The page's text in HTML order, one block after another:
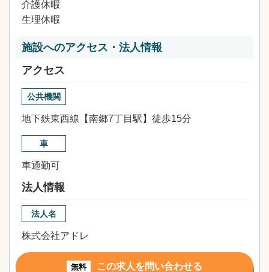
介護休暇
生理休暇
施設へのアクセス・法人情報
アクセス
公共機関
地下鉄東西線【南郷7丁目駅】徒歩15分
車
車通勤可
法人情報
法人名
株式会社アドレ
無料 この求人を問い合わせる